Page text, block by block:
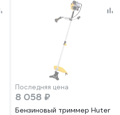
Последняя цена
8 058 ₽
Бензиновый триммер Huter